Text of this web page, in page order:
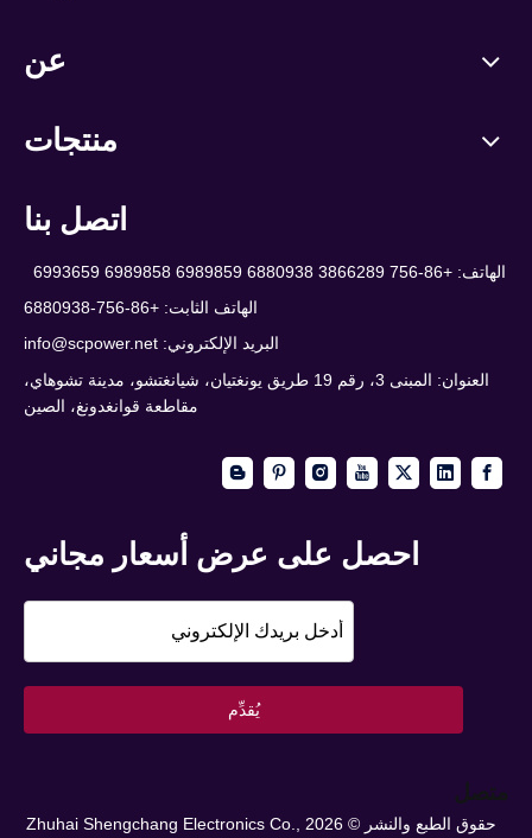
عن
منتجات
اتصل بنا
الهاتف: +86-756 3866289 6880938 6989859 6989858 6993659
الهاتف الثابت: +86-756-6880938
البريد الإلكتروني: info@scpower.net
العنوان: المبنى 3، رقم 19 طريق يونغتيان، شيانغتشو، مدينة تشوهاي،
مقاطعة قوانغدونغ، الصين
احصل على عرض أسعار مجاني
يُقدِّم
متصل
حقوق الطبع والنشر © 2026
Zhuhai Shengchang Electronics Co.,